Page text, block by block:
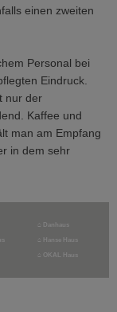
einen zweiten
Personal bei
Eindruck.
nur der
Kaffee und
man am Empfang
in dem sehr
⌂ Danhaus
⌂ Hanse Haus
⌂ OKAL Haus